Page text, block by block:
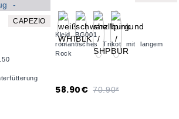
CAPEZIO
Kleid BG001
romantisches Trikot mit langem
Rock
58.90€ 70.90*